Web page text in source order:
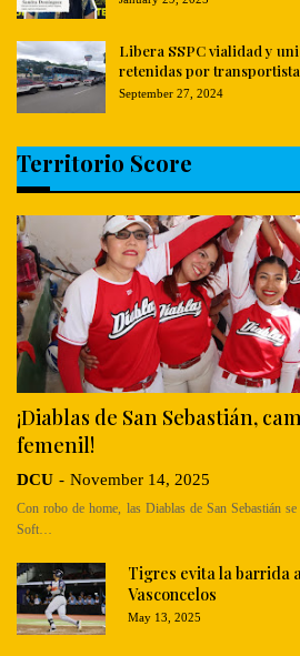
Libera SSPC vialidad y
retenidas por
September 27, 2024
Territorio Score
¡Diablas de San Sebastián,
femenil!
DCU - November 14, 2025
Con robo de home, las Diablas de San Sebastián
Soft…
Tigres evita la barrida
Vasconcelos
May 13, 2025